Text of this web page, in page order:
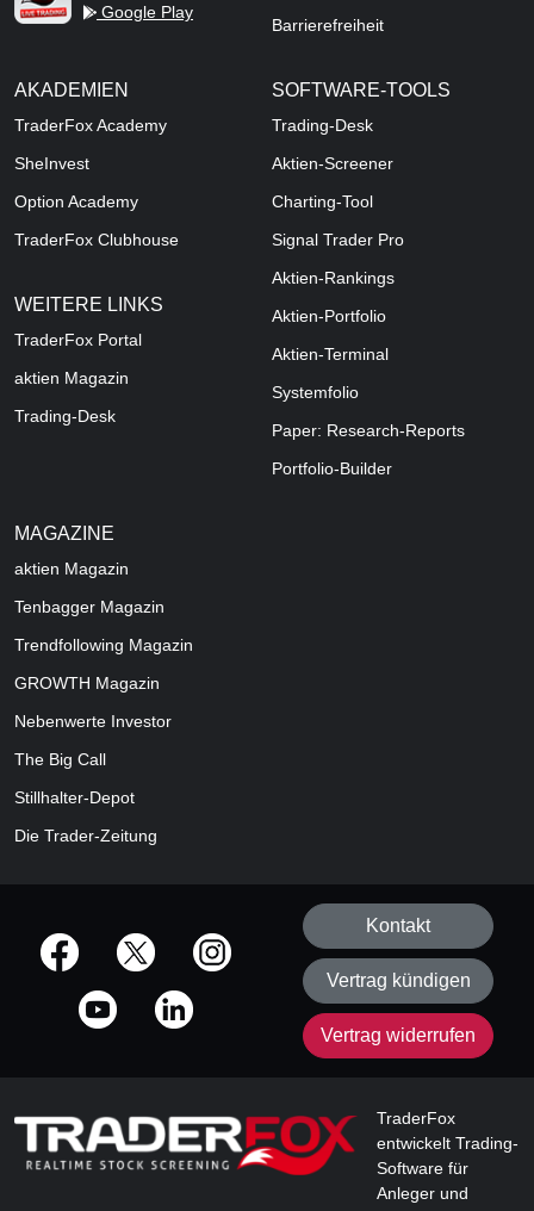
Google Play
Barrierefreiheit
AKADEMIEN
TraderFox Academy
SheInvest
Option Academy
TraderFox Clubhouse
WEITERE LINKS
TraderFox Portal
aktien Magazin
Trading-Desk
SOFTWARE-TOOLS
Trading-Desk
Aktien-Screener
Charting-Tool
Signal Trader Pro
Aktien-Rankings
Aktien-Portfolio
Aktien-Terminal
Systemfolio
Paper: Research-Reports
Portfolio-Builder
MAGAZINE
aktien Magazin
Tenbagger Magazin
Trendfollowing Magazin
GROWTH Magazin
Nebenwerte Investor
The Big Call
Stillhalter-Depot
Die Trader-Zeitung
offizielle Social Media-Accounts
Kontakt
Vertrag kündigen
Vertrag widerrufen
TraderFox
entwickelt Trading-
Software für
Anleger und